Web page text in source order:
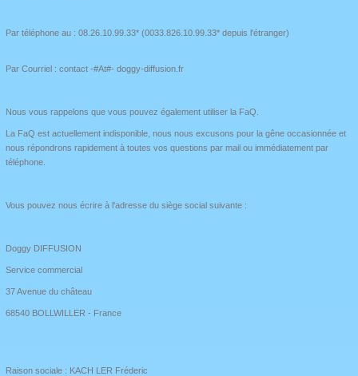
Par téléphone au : 08.26.10.99.33* (0033.826.10.99.33* depuis l'étranger)
Par Courriel : contact -#At#- doggy-diffusion.fr
Nous vous rappelons que vous pouvez également utiliser la FaQ.
La FaQ est actuellement indisponible, nous nous excusons pour la gêne occasionnée et
nous répondrons rapidement à toutes vos questions par mail ou immédiatement par
téléphone.
Vous pouvez nous écrire à l'adresse du siège social suivante :
Doggy DIFFUSION
Service commercial
37 Avenue du château
68540 BOLLWILLER - France
Raison sociale : KACH LER Fréderic